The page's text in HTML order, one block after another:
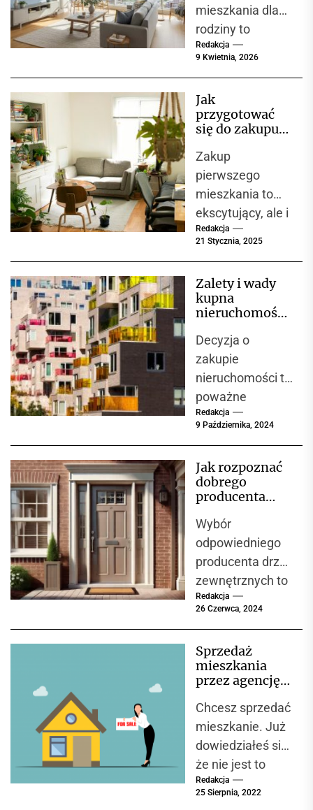
mieszkania dla
rodziny to
wyzwanie, które
wymaga
wielu czynników.
W większych
jak Wrocław,
wybór
odpowiedniego...
Redakcja
9 Kwietnia, 2026
Jak
przygotować
się do zakupu
mieszkania? 5
kroków, które
ułatwią decyzję
Zakup
pierwszego
mieszkania to
ekscytujący, ale i
stresujący
moment w życiu.
zastanawiałeś
się kiedyś, od
poszukiwania?
Jakie...
Redakcja
21 Stycznia, 2025
Zalety i wady
kupna
nieruchomości
pierwotnego
Decyzja o
zakupie
nieruchomości to
poważne
przedsięwzięcie,
a jednym z
wyborów, jakie
musisz podjąć,
mieszkanie...
Redakcja
9 Października, 2024
Jak rozpoznać
dobrego
producenta
zewnętrznych?
Wybór
odpowiedniego
producenta drzwi
zewnętrznych to
kluczowa
decyzja, która
bezpieczeństwo,
estetykę i
domu. Poniżej
przedstawiono
kilka istotnych...
Redakcja
26 Czerwca, 2024
Sprzedaż
mieszkania
przez agencję.
zyskać?
Chcesz sprzedać
mieszkanie. Już
dowiedziałeś się,
że nie jest to
wcale takie
proste. Musisz
Redakcja
25 Sierpnia, 2022